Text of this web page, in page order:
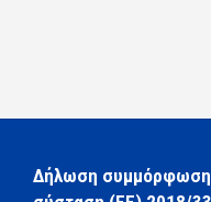
Δήλωση